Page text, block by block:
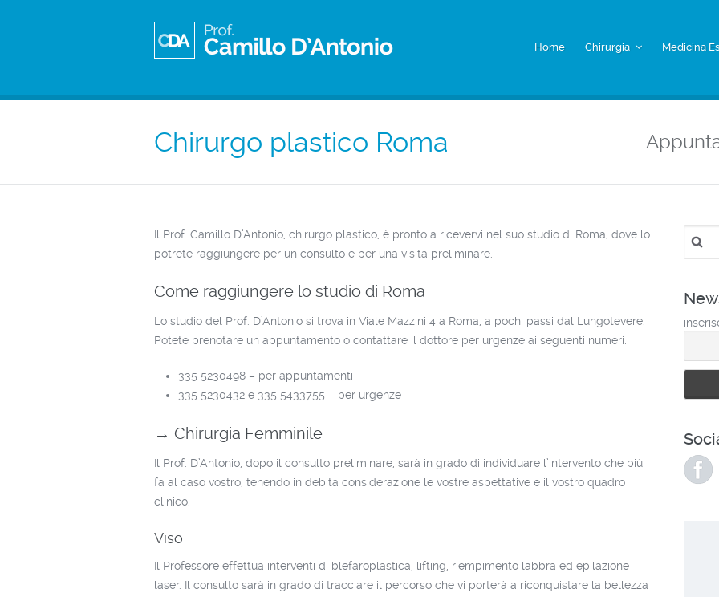
Home Chirurgia Medicina
Chirurgo plastico Roma
Il Prof. Camillo D’Antonio, chirurgo plastico, è pronto a ricevervi nel suo studio di Roma, dove lo
potrete raggiungere per un consulto e per una visita preliminare.
Come raggiungere lo studio di Roma
Lo studio del Prof. D’Antonio si trova in Viale Mazzini 4 a Roma, a pochi passi dal Lungotevere.
Potete prenotare un appuntamento o contattare il dottore per urgenze ai seguenti numeri:
335 5230498 – per appuntamenti
335 5230432 e 335 5433755 – per urgenze
→ Chirurgia Femminile
Il Prof. D’Antonio, dopo il consulto preliminare, sarà in grado di individuare l’intervento che più
fa al caso vostro, tenendo in debita considerazione le vostre aspettative e il vostro quadro
clinico.
Viso
Il Professore effettua interventi di blefaroplastica, lifting, riempimento labbra ed epilazione
laser. Il consulto sarà in grado di tracciare il percorso che vi porterà a riconquistare la bellezza
per: